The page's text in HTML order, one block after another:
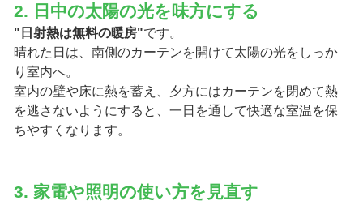
2. 日中の太陽の光を味方にする
"日射熱は無料の暖房"です。
晴れた日は、南側のカーテンを開けて太陽の光をしっか
り室内へ。
室内の壁や床に熱を蓄え、夕方にはカーテンを閉めて熱
を逃さないようにすると、一日を通して快適な室温を保
ちやすくなります。
3. 家電や照明の使い方を見直す